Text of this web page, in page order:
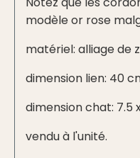
modèle or rose
matériel: alliage de
dimension lien: 40
dimension chat: 7.5 x
vendu à l'unité.